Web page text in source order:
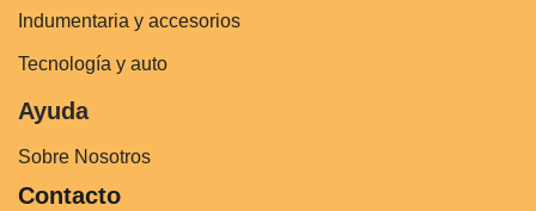
Indumentaria y accesorios
Tecnología y auto
Ayuda
Sobre Nosotros
Contacto